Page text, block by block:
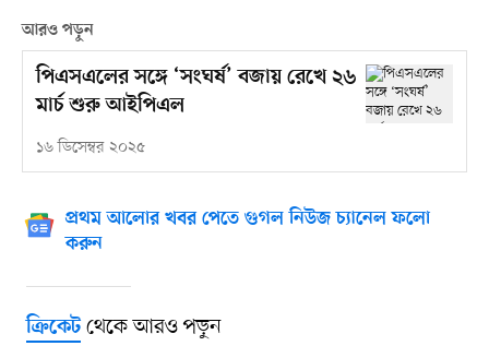
আরও পড়ুন
পিএসএলের সঙ্গে ‘সংঘর্ষ’ বজায় রেখে ২৬
মার্চ শুরু আইপিএল
১৬ ডিসেম্বর ২০২৫
প্রথম আলোর খবর পেতে গুগল নিউজ চ্যানেল ফলো
করুন
ক্রিকেটথেকে আরও পড়ুন